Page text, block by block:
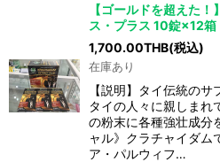
【ゴールドを超えた
ス・プラス 10錠×12箱
1,700.00THB(税込)
在庫あり
【説明】タイ伝統の
タイの人々に親しまれ
の粉末に各種強壮成分
ャル》クラチャイダム
ア・パルウィフ…